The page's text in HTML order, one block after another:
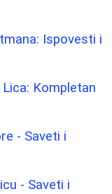
Ispovesti i
Kompletan
- Saveti i
- Saveti i